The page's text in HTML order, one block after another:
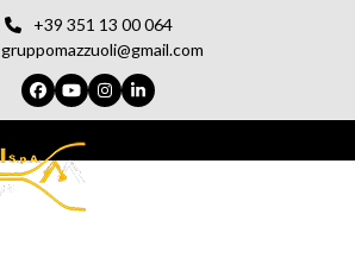
+39 351 13 00 064
gruppomazzuoli@gmail.com
Facebook
YouTubeInstagram
LinkedIn